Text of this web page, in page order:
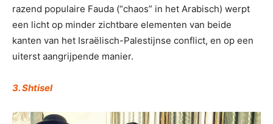
razend populaire Fauda (“chaos” in het Arabisch) werpt
een licht op minder zichtbare elementen van beide
kanten van het Israëlisch-Palestijnse conflict, en op een
uiterst aangrijpende manier.
3. Shtisel